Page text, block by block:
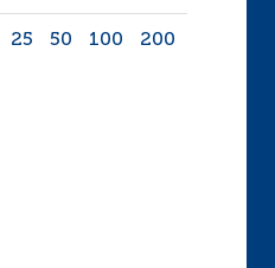
25 50 100 200